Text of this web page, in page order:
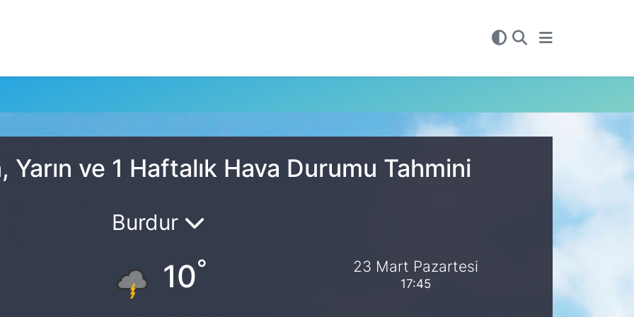
Yarın ve 1 Haftalık Hava Durumu Tahmini
Burdur
10° 23 Mart Pazartesi
17:45